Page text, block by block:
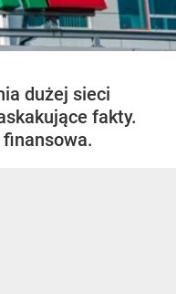
dużej sieci
fakty.